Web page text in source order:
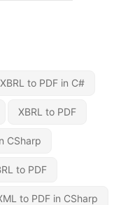
to PDF in C#
XBRL to PDF
CSharp
to PDF
to PDF in CSharp